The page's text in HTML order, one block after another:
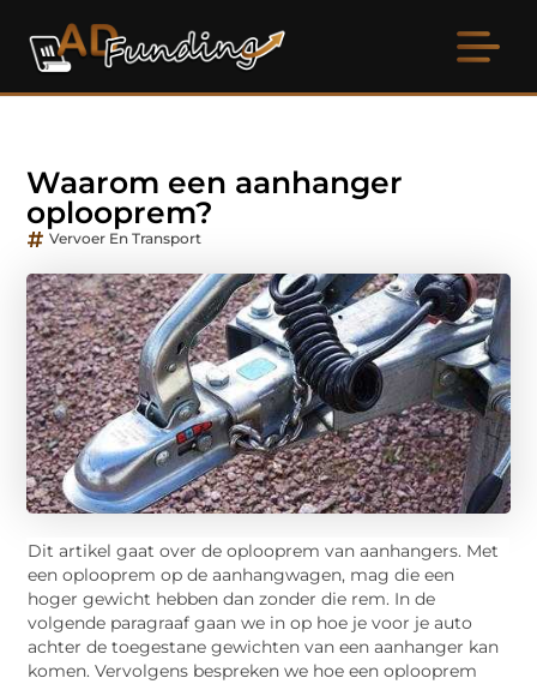
Waarom een aanhanger
oplooprem?
Vervoer En Transport
Dit artikel gaat over de oplooprem van aanhangers. Met
een oplooprem op de aanhangwagen, mag die een
hoger gewicht hebben dan zonder die rem. In de
volgende paragraaf gaan we in op hoe je voor je auto
achter de toegestane gewichten van een aanhanger kan
komen. Vervolgens bespreken we hoe een oplooprem